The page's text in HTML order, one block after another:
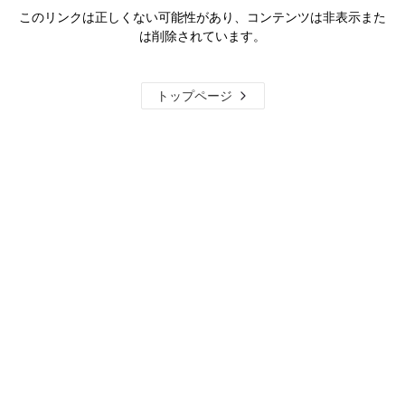
このリンクは正しくない可能性があり、コンテンツは非表示また
は削除されています。
トップページ